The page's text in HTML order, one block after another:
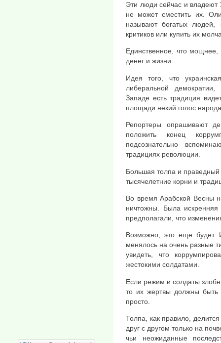
Эти люди сейчас и владеют
не может сместить их.
называют богатых людей,
критиков или купить их
Единственное, что мощнее,
денег и жизни.
Идея того, что
либеральной
Западе есть традиция
площади некий голос
Репортеры опрашивают
положить конец
подсознательно
традициях революции.
Большая толпа и праведный
тысячелетние корни и
Во время Арабской Весны
ничтожны. Была
предполагали, что
Возможно, это еще будет.
менялось на очень разные
увидеть, что
жестокими солдатами.
Если режим и солдаты
то их жертвы должны быть
просто.
Толпа, как правило,
друг с другом только на
чьи неожиданные